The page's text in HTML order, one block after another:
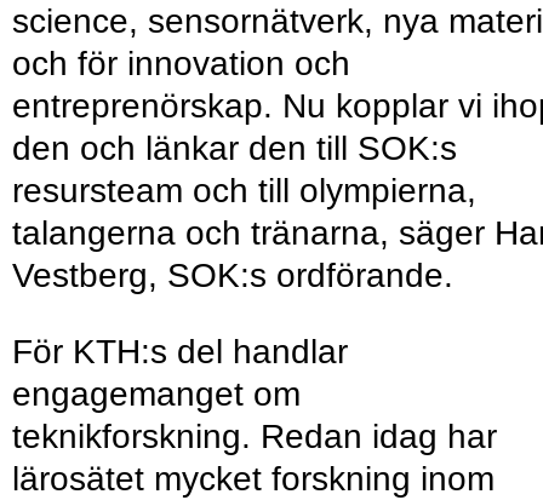
science, sensornätverk, nya
och för innovation och
entreprenörskap. Nu kopplar vi
den och länkar den till SOK:s
resursteam och till olympierna,
talangerna och tränarna, säger
Vestberg, SOK:s ordförande.
För KTH:s del handlar
engagemanget om
teknikforskning. Redan idag har
lärosätet mycket forskning inom